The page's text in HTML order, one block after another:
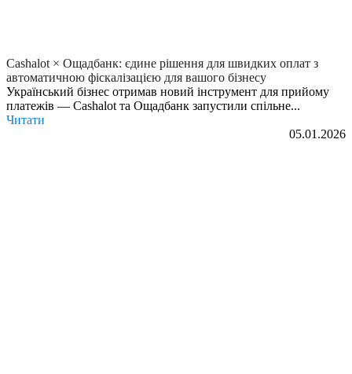
Cashalot × Ощадбанк: єдине рішення для швидких оплат з
автоматичною фіскалізацією для вашого бізнесу
Український бізнес отримав новий інструмент для прийому
платежів — Cashalot та Ощадбанк запустили спільне...
Читати
05.01.2026